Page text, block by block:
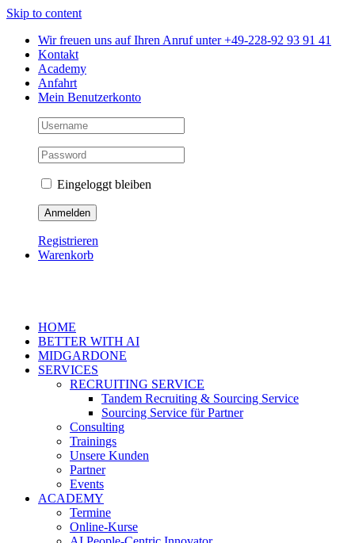
Skip to content
Wir freuen uns auf Ihren Anruf unter +49-228-92 93 91 41
Kontakt
Academy
Anfahrt
Mein Benutzerkonto
Eingeloggt bleiben
Registrieren
Warenkorb
HOME
BETTER WITH AI
MIDGARDONE
SERVICES
RECRUITING SERVICE
Tandem Recruiting & Sourcing Service
Sourcing Service für Partner
Consulting
Trainings
Unsere Kunden
Partner
Events
ACADEMY
Termine
Online-Kurse